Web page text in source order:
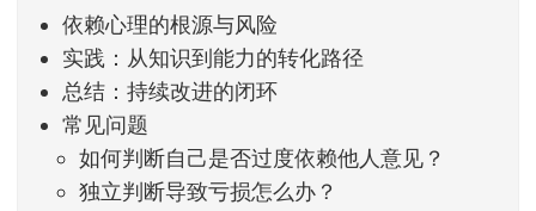
去相差不大，但细看下来，跌幅超过3%的只有不到
依赖心理的根源与风险
实践：从知识到能力的转化路径
总结：持续改进的闭环
常见问题
如何判断自己是否过度依赖他人意见？
独立判断导致亏损怎么办？